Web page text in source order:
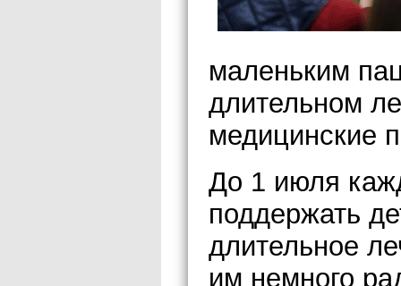
маленьким
длительном
медицинские
До 1 июля
поддержать
длительное
им немного